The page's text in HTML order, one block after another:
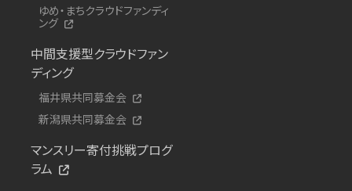
ゆめ・まちクラウドファンディ
ング
中間支援型クラウドファン
ディング
福井県共同募金会
新潟県共同募金会
マンスリー寄付挑戦プログ
ラム